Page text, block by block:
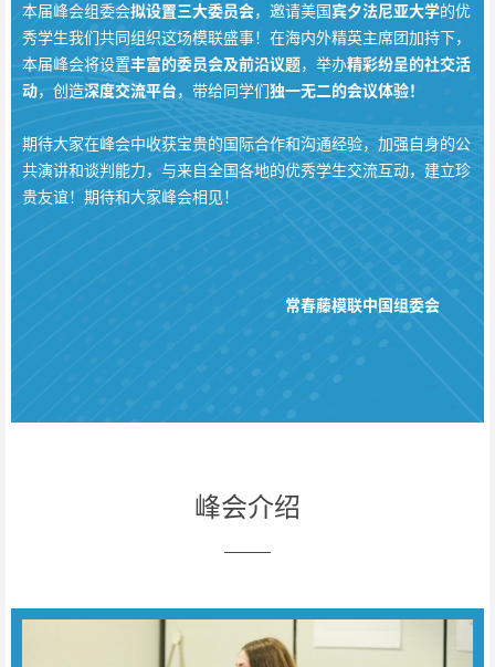
本届峰会组委会拟设置三大委员会，邀请美国宾夕法尼亚大学的优
秀学生我们共同组织这场模联盛事！在海内外精英主席团加持下，
本届峰会将设置丰富的委员会及前沿议题，举办精彩纷呈的社交活
动，创造深度交流平台，带给同学们独一无二的会议体验！
期待大家在峰会中收获宝贵的国际合作和沟通经验，加强自身的公
共演讲和谈判能力，与来自全国各地的优秀学生交流互动，建立珍
贵友谊！期待和大家峰会相见！
常春藤模联中国组委会
峰会介绍